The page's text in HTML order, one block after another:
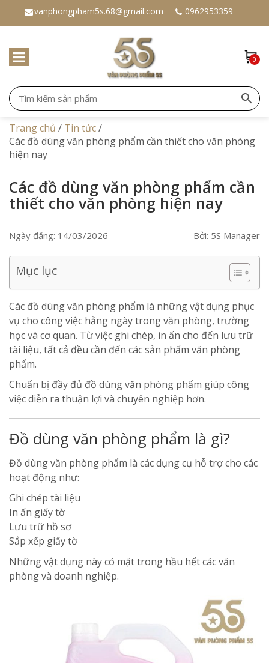
vanphongpham5s.68@gmail.com 0962953359
0
Trang chủ / Tin tức/
Các đồ dùng văn phòng phẩm cần thiết cho văn phòng
hiện nay
Các đồ dùng văn phòng phẩm cần
thiết cho văn phòng hiện nay
Ngày đăng: 14/03/2026 Bởi: 5S Manager
Mục lục
Các đồ dùng văn phòng phẩm là những vật dụng phục
vụ cho công việc hằng ngày trong văn phòng, trường
học và cơ quan. Từ việc ghi chép, in ấn cho đến lưu trữ
tài liệu, tất cả đều cần đến các sản phẩm văn phòng
phẩm.
Chuẩn bị đầy đủ đồ dùng văn phòng phẩm giúp công
việc diễn ra thuận lợi và chuyên nghiệp hơn.
Đồ dùng văn phòng phẩm là gì?
Đồ dùng văn phòng phẩm là các dụng cụ hỗ trợ cho các
hoạt động như:
Ghi chép tài liệu
In ấn giấy tờ
Lưu trữ hồ sơ
Sắp xếp giấy tờ
Những vật dụng này có mặt trong hầu hết các văn
phòng và doanh nghiệp.